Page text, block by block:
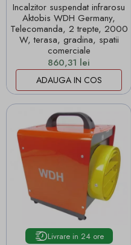
Incalzitor suspendat infrarosu
Aktobis WDH Germany,
Telecomanda, 2 trepte, 2000
W, terasa, gradina, spatii
comerciale
Pret
860,31 lei
ADAUGA IN COS
Livrare in 24 ore